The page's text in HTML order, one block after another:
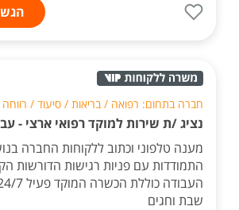
חברה בתחום: רפואה / בריאות / סיעוד / רווחה
נציג /ת שירות למוקד רפואי ארצי -
מענה טלפוני וכתוב ללקוחות החברה
התמודדות עם פניות רגישות הדורשות
שבת וחגים